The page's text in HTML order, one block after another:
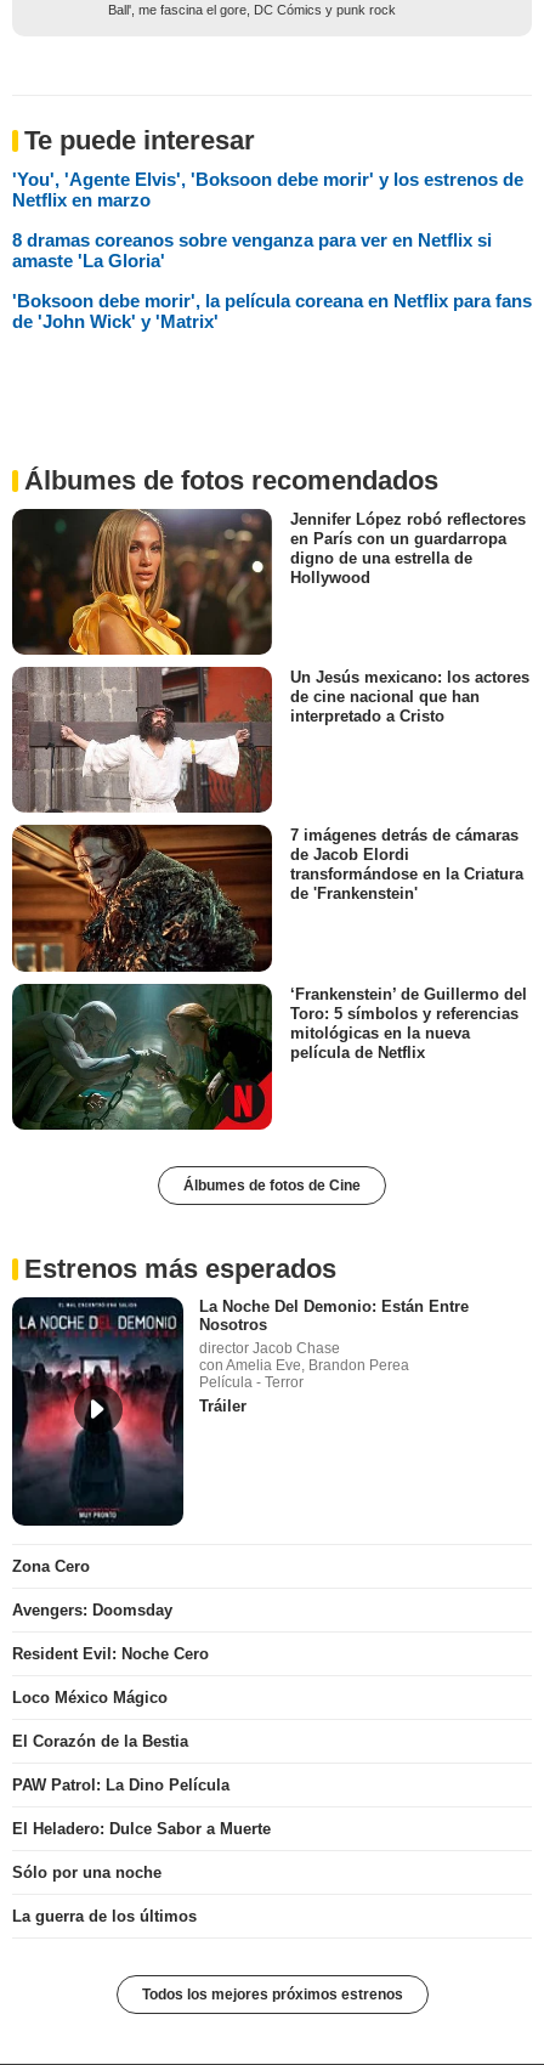
Ball', me fascina el gore, DC Cómics y punk rock
Te puede interesar
'You', 'Agente Elvis', 'Boksoon debe morir' y los estrenos de
Netflix en marzo
8 dramas coreanos sobre venganza para ver en Netflix si
amaste 'La Gloria'
'Boksoon debe morir', la película coreana en Netflix para fans
de 'John Wick' y 'Matrix'
Álbumes de fotos recomendados
Jennifer López robó reflectores
en París con un guardarropa
digno de una estrella de
Hollywood
Un Jesús mexicano: los actores
de cine nacional que han
interpretado a Cristo
7 imágenes detrás de cámaras
de Jacob Elordi
transformándose en la Criatura
de 'Frankenstein'
‘Frankenstein’ de Guillermo del
Toro: 5 símbolos y referencias
mitológicas en la nueva
película de Netflix
Álbumes de fotos de Cine
Estrenos más esperados
La Noche Del Demonio: Están Entre
Nosotros
director Jacob Chase
con Amelia Eve, Brandon Perea
Película - Terror
Tráiler
Zona Cero
Avengers: Doomsday
Resident Evil: Noche Cero
Loco México Mágico
El Corazón de la Bestia
PAW Patrol: La Dino Película
El Heladero: Dulce Sabor a Muerte
Sólo por una noche
La guerra de los últimos
Todos los mejores próximos estrenos